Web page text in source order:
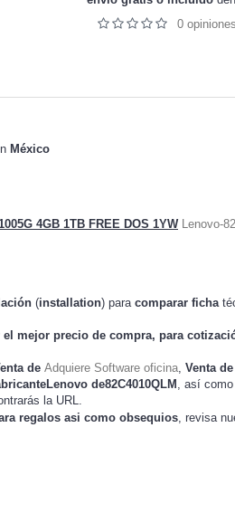
0 opiniones
México
4GB 1TB FREE DOS 1YW Lenovo-
(installation) para comparar ficha
el mejor precio de compra, para
de Adquiere Software oficina, Venta de
de82C4010QLM , así
la URL.
regalos asi como obsequios , revisa